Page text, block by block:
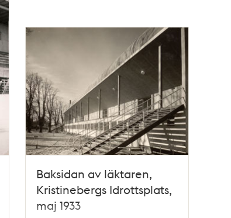
Baksidan av läktaren,
Kristinebergs Idrottsplats,
maj 1933